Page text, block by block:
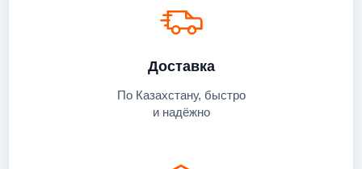
Доставка
По Казахстану, быстро
и надёжно